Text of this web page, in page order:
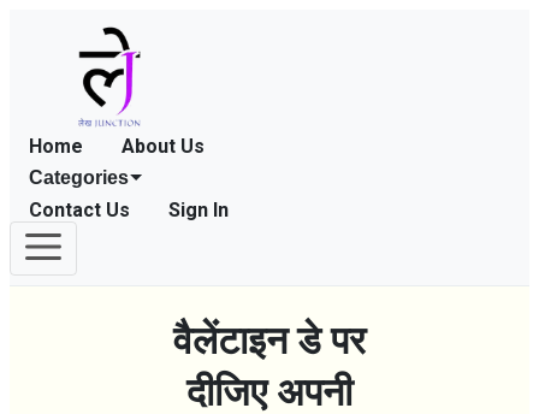
Home About Us
Categories
Contact Us Sign In
वैलेंटाइन डे पर
दीजिए अपनी